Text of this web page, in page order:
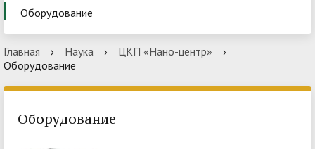
Оборудование
Главная › Наука › ЦКП «Нано-центр»
›
Оборудование
Оборудование